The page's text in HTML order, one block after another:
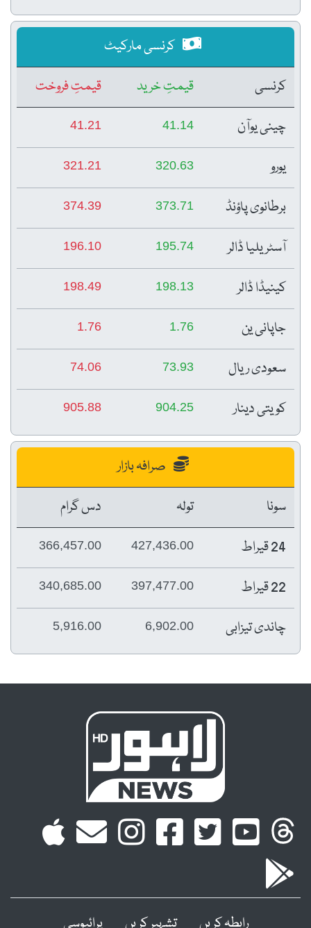
کرنسی مارکیٹ
کرنسی
قیمتِ خرید
قیمتِ فروخت
چینی یوآن
41.14
41.21
یورو 320.63
321.21
برطانوی پاؤنڈ 373.71
374.39
آسٹریلیا ڈالر 195.74
196.10
کینیڈا ڈالر 198.13
198.49
جاپانی ین 1.76
1.76
سعودی ریال 73.93
74.06
کویتی دینار 904.25
905.88
صرافہ بازار
سونا
تولہ
دس گرام
24 قیراط
427,436.00
366,457.00
22 قیراط 397,477.00
340,685.00
چاندی تیزابی 6,902.00
5,916.00
رابطہ کریں تشہیر کریں پرائیوسی